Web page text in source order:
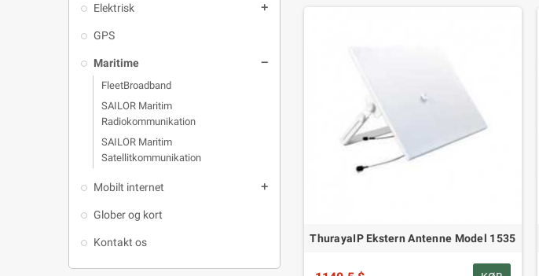
Elektrisk add
GPS
Maritime remove
FleetBroadband
SAILOR Maritim
Radiokommunikation
SAILOR Maritim
Satellitkommunikation
Mobilt internet add
Glober og kort
Kontakt os ThurayaIP Ekstern Antenne Model 1535